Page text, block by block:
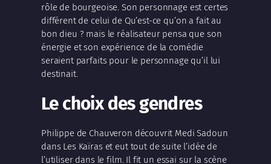
rôle de bourgeoise. Son personnage est certes
différent de celui de Qu’est-ce qu’on a fait au
bon dieu ? mais le réalisateur pensa que son
énergie et son expérience de la comédie
seraient parfaits pour le personnage qu’il lui
destinait.
Le choix des gendres
Philippe de Chauveron découvrit Medi Sadoun
dans Les Kaïras et eut tout de suite l’idée de
l’utiliser dans le film. Il fit un essai sur la scène